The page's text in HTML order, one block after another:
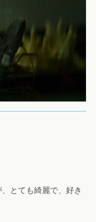
とても綺麗で、好き